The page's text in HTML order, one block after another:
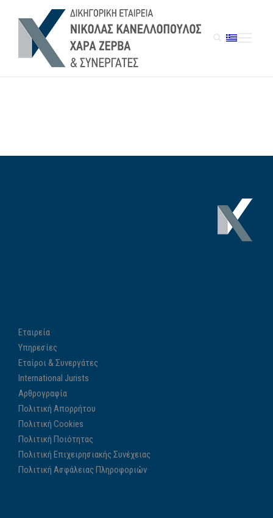
Εταιρεία
Υπηρεσίες
Εταίροι & Συνεργάτες
International Jurists
Αρθρογραφία
Πολιτική Απορρήτου
Πολιτική Cookies
Πολιτική Ποιότητας
Πολιτική Επιχειρησιακής Συνέχειας
Πολιτική Ασφάλειας Πληροφοριών